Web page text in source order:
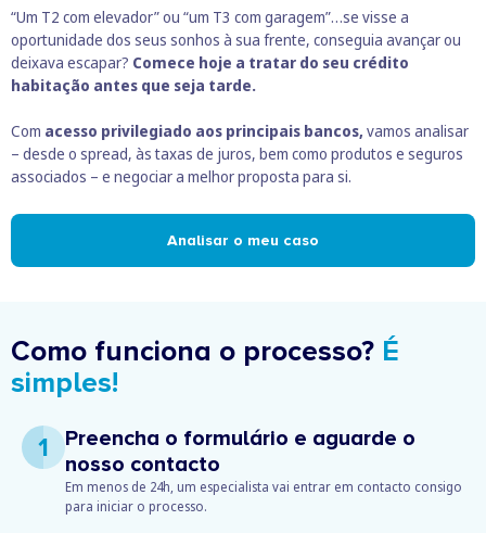
“Um T2 com elevador” ou “um T3 com garagem”…se visse a
oportunidade dos seus sonhos à sua frente, conseguia avançar ou
deixava escapar? Comece hoje a tratar do seu crédito
habitação antes que seja tarde.
Com acesso privilegiado aos principais bancos, vamos analisar
– desde o spread, às taxas de juros, bem como produtos e seguros
associados – e negociar a melhor proposta para si.
Analisar o meu caso
Como funciona o processo? É
simples!
1
Preencha o formulário e aguarde o
nosso contacto
Em menos de 24h, um especialista vai entrar em contacto consigo
para iniciar o processo.